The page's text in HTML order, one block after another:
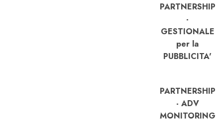
PARTNERSHIP
-
GESTIONALE
per la
PUBBLICITA'
PARTNERSHIP
- ADV
MONITORING